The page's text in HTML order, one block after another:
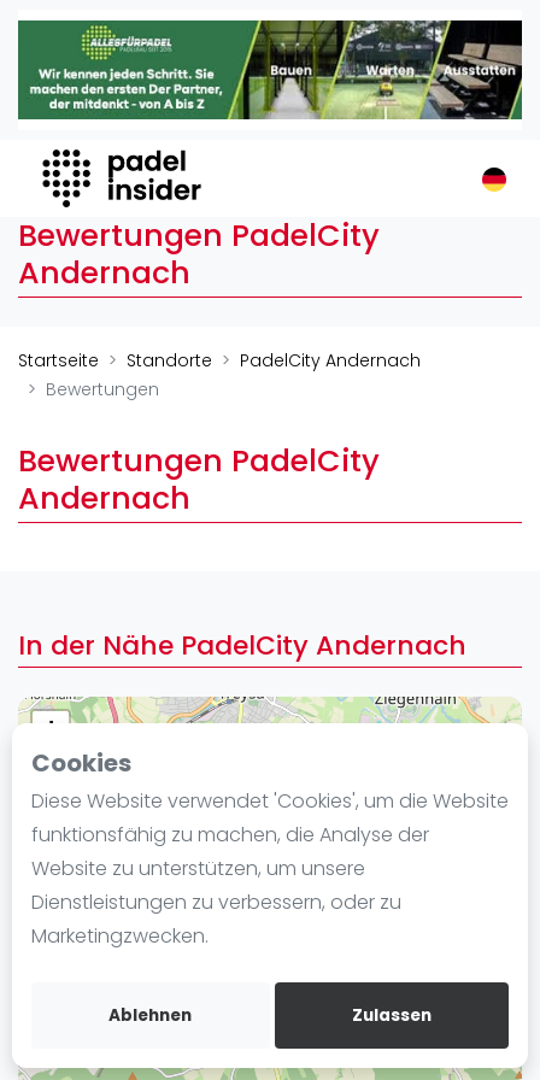
Cookies
Diese Website verwendet 'Cookies', um die Website
funktionsfähig zu machen, die Analyse der
Website zu unterstützen, um unsere
Dienstleistungen zu verbessern, oder zu
Marketingzwecken.
Ablehnen Zulassen
Padel Insider
Home
Organisationen
Buchungssysteme
Padel-Shops
Padel-Marken
Verschiedenes
Veranstaltungen
Turniere
International
Playtomic
Frauen
FIP Frauen
Blog
Die Geschichte von Padel
Regeln und Punktzählung
Padel Schläge
Video
Bewertungen PadelCity
Andernach
Startseite Standorte
PadelCity Andernach
Bewertungen
Bewertungen PadelCity
Andernach
In der Nähe PadelCity Andernach
+
−